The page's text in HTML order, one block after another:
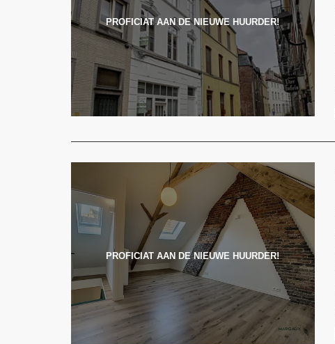
PROFICIAT AAN DE NIEUWE HUURDER!
PROFICIAT AAN DE NIEUWE HUURDER!